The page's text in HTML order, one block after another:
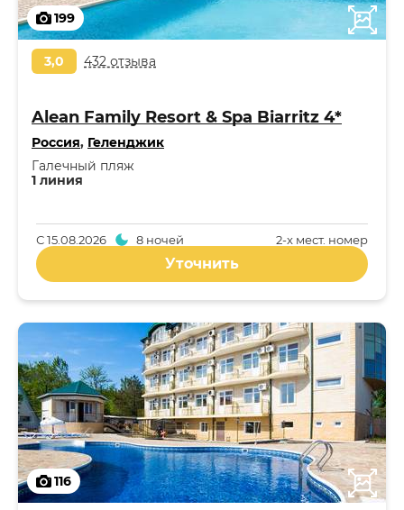
199
3,0 432 отзыва
Alean Family Resort & Spa Biarritz 4*
Россия, Геленджик
1 линия
Галечный пляж
2-x мест. номер
С15.08.2026 8 ночей
Уточнить
116